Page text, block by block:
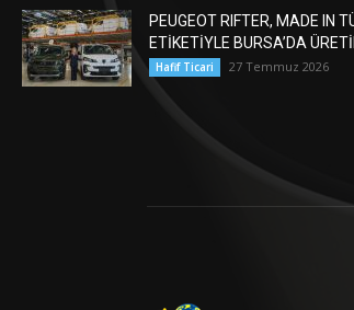
PEUGEOT RIFTER, MADE IN
ETİKETİYLE BURSA’DA
Hafif Ticari 27 Temmuz 2026